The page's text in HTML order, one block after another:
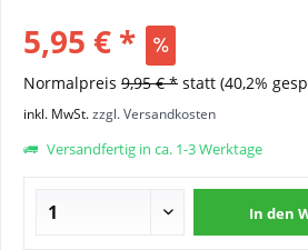
5,95 € *
Normalpreis 9,95 € * statt (40,2%
inkl. MwSt.zzgl. Versandkosten
Versandfertig in ca. 1-3 Werktage
In den